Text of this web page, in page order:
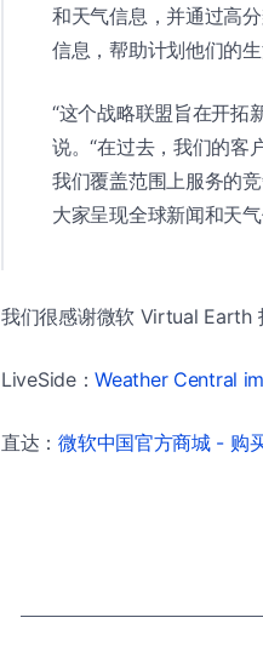
和天气信息，并通过高
信息，帮助计划他们的
“这个战略联盟旨在开拓
说。“在过去，我们的客
我们覆盖范围上服务的
大家呈现全球新闻和天
我们很感谢微软 Virtual Earth
LiveSide：Weather Central
直达：微软中国官方商城 - 购